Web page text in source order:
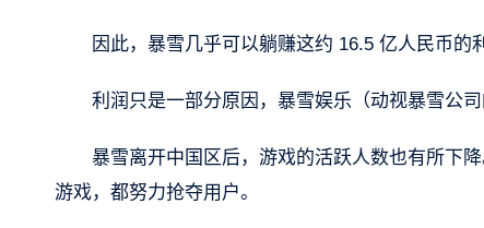
因此，暴雪几乎可以躺赚这约 16.5 亿人民币的
利润只是一部分原因，暴雪娱乐（动视暴雪公
暴雪离开中国区后，游戏的活跃人数也有所下
游戏，都努力抢夺用户。